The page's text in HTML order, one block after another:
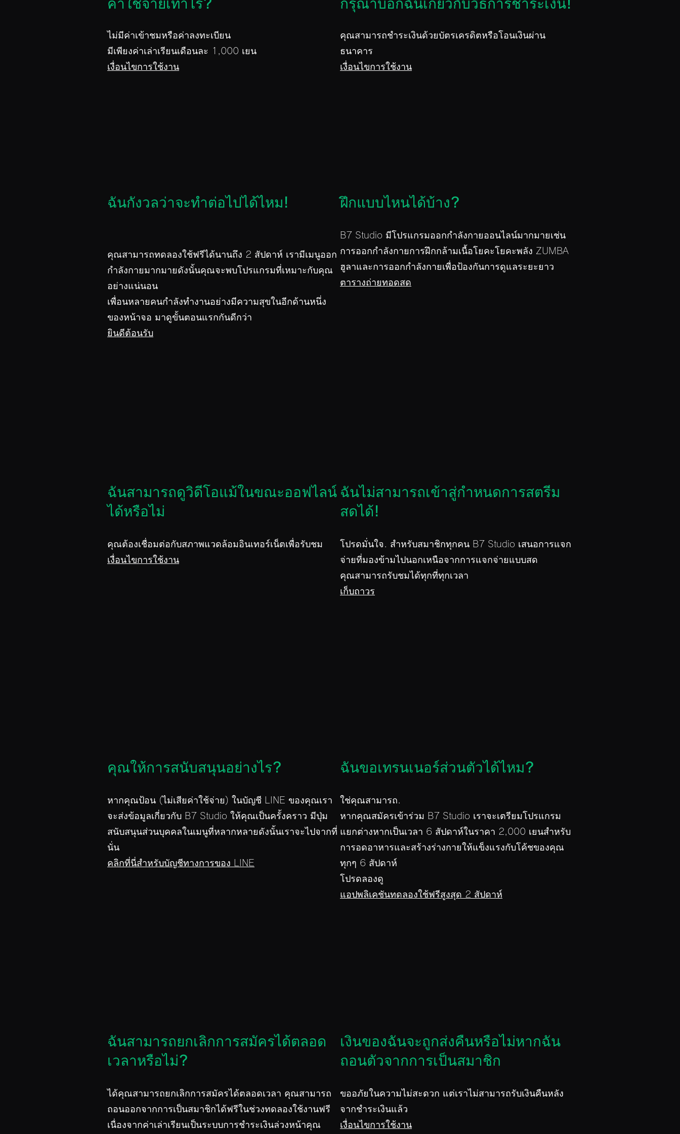
ค่าใช้จ่ายเท่าไร?
ไม่มีค่าเข้าชมหรือค่าลงทะเบียน
มีเพียงค่าเล่าเรียนเดือนละ 1,000 เยน
เงื่อนไขการใช้งาน
กรุณาบอกฉันเกี่ยวกับวิธีการชำระเงิน!
คุณสามารถชำระเงินด้วยบัตรเครดิตหรือโอนเงินผ่าน
ธนาคาร
เงื่อนไขการใช้งาน
ฉันกังวลว่าจะทำต่อไปได้ไหม!
คุณสามารถทดลองใช้ฟรีได้นานถึง 2 สัปดาห์ เรามีเมนูออก
กำลังกายมากมายดังนั้นคุณจะพบโปรแกรมที่เหมาะกับคุณ
อย่างแน่นอน
เพื่อนหลายคนกำลังทำงานอย่างมีความสุขในอีกด้านหนึ่ง
ของหน้าจอ มาดูขั้นตอนแรกกันดีกว่า
ยินดีต้อนรับ
ฝึกแบบไหนได้บ้าง?
B7 Studio มีโปรแกรมออกกำลังกายออนไลน์มากมายเช่น
การออกกำลังกายการฝึกกล้ามเนื้อโยคะโยคะพลัง ZUMBA
ฮูลาและการออกกำลังกายเพื่อป้องกันการดูแลระยะยาว
ตารางถ่ายทอดสด
ฉันสามารถดูวิดีโอแม้ในขณะออฟไลน์
ได้หรือไม่
คุณต้องเชื่อมต่อกับสภาพแวดล้อมอินเทอร์เน็ตเพื่อรับชม
เงื่อนไขการใช้งาน
ฉันไม่สามารถเข้าสู่กำหนดการสตรีม
สดได้!
โปรดมั่นใจ. สำหรับสมาชิกทุกคน B7 Studio เสนอการแจก
จ่ายที่มองข้ามไปนอกเหนือจากการแจกจ่ายแบบสด
คุณสามารถรับชมได้ทุกที่ทุกเวลา
เก็บถาวร
คุณให้การสนับสนุนอย่างไร?
หากคุณป้อน (ไม่เสียค่าใช้จ่าย) ในบัญชี LINE ของคุณเรา
จะส่งข้อมูลเกี่ยวกับ B7 Studio ให้คุณเป็นครั้งคราว มีปุ่ม
สนับสนุนส่วนบุคคลในเมนูที่หลากหลายดังนั้นเราจะไปจากที่
นั่น
คลิกที่นี่สำหรับบัญชีทางการของ LINE
ฉันขอเทรนเนอร์ส่วนตัวได้ไหม?
ใช่คุณสามารถ.
หากคุณสมัครเข้าร่วม B7 Studio เราจะเตรียมโปรแกรม
แยกต่างหากเป็นเวลา 6 สัปดาห์ในราคา 2,000 เยนสำหรับ
การอดอาหารและสร้างร่างกายให้แข็งแรงกับโค้ชของคุณ
ทุกๆ 6 สัปดาห์
โปรดลองดู
แอปพลิเคชันทดลองใช้ฟรีสูงสุด 2 สัปดาห์
ฉันสามารถยกเลิกการสมัครได้ตลอด
เวลาหรือไม่?
ได้คุณสามารถยกเลิกการสมัครได้ตลอดเวลา คุณสามารถ
ถอนออกจากการเป็นสมาชิกได้ฟรีในช่วงทดลองใช้งานฟรี
เนื่องจากค่าเล่าเรียนเป็นระบบการชำระเงินล่วงหน้าคุณ
เงินของฉันจะถูกส่งคืนหรือไม่หากฉัน
ถอนตัวจากการเป็นสมาชิก
ขออภัยในความไม่สะดวก แต่เราไม่สามารถรับเงินคืนหลัง
จากชำระเงินแล้ว
เงื่อนไขการใช้งาน